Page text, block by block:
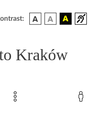
Kraków